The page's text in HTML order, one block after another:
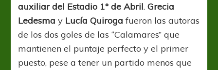
auxiliar del Estadio 1° de Abril.Grecia
Ledesma y Lucía Quiroga fueron las autoras
de los dos goles de las “Calamares” que
mantienen el puntaje perfecto y el primer
puesto, pese a tener un partido menos que